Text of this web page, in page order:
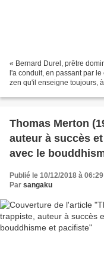
« Bernard Durel, prêtre
l'a conduit, en passant par
zen qu'il enseigne toujours,
Thomas Merton
auteur à succès
avec le
Publié le 10/12/2018 à 06:29
Par sangaku